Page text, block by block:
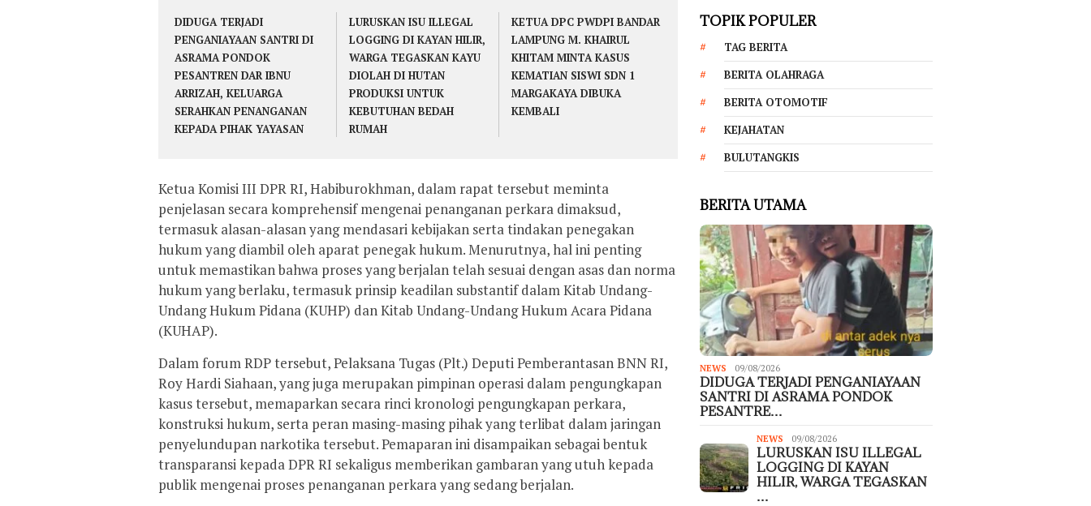
DIDUGA TERJADI
PENGANIAYAAN SANTRI DI
ASRAMA PONDOK
PESANTREN DAR IBNU
ARRIZAH, KELUARGA
SERAHKAN PENANGANAN
KEPADA PIHAK YAYASAN
LURUSKAN ISU ILLEGAL
LOGGING DI KAYAN HILIR,
WARGA TEGASKAN KAYU
DIOLAH DI HUTAN
PRODUKSI UNTUK
KEBUTUHAN BEDAH
RUMAH
KETUA DPC PWDPI BANDAR
LAMPUNG M. KHAIRUL
KHITAM MINTA KASUS
KEMATIAN SISWI SDN 1
MARGAKAYA DIBUKA
KEMBALI
Ketua Komisi III DPR RI, Habiburokhman, dalam rapat tersebut meminta
penjelasan secara komprehensif mengenai penanganan perkara dimaksud,
termasuk alasan-alasan yang mendasari kebijakan serta tindakan penegakan
hukum yang diambil oleh aparat penegak hukum. Menurutnya, hal ini penting
untuk memastikan bahwa proses yang berjalan telah sesuai dengan asas dan norma
hukum yang berlaku, termasuk prinsip keadilan substantif dalam Kitab Undang-
Undang Hukum Pidana (KUHP) dan Kitab Undang-Undang Hukum Acara Pidana
(KUHAP).
Dalam forum RDP tersebut, Pelaksana Tugas (Plt.) Deputi Pemberantasan BNN RI,
Roy Hardi Siahaan, yang juga merupakan pimpinan operasi dalam pengungkapan
kasus tersebut, memaparkan secara rinci kronologi pengungkapan perkara,
konstruksi hukum, serta peran masing-masing pihak yang terlibat dalam jaringan
penyelundupan narkotika tersebut. Pemaparan ini disampaikan sebagai bentuk
transparansi kepada DPR RI sekaligus memberikan gambaran yang utuh kepada
publik mengenai proses penanganan perkara yang sedang berjalan.
TOPIK POPULER
TAG BERITA
BERITA OLAHRAGA
BERITA OTOMOTIF
KEJAHATAN
BULUTANGKIS
BERITA UTAMA
NEWS 09/08/2026
DIDUGA TERJADI PENGANIAYAAN
SANTRI DI ASRAMA PONDOK
PESANTRE…
NEWS 09/08/2026
LURUSKAN ISU ILLEGAL
LOGGING DI KAYAN
HILIR, WARGA TEGASKAN
…